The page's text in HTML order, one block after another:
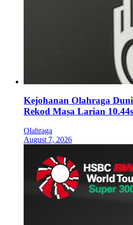
Kejohanan Olahraga
Rekod Masa Larian 10.44s
Olahraga
August 7, 2026